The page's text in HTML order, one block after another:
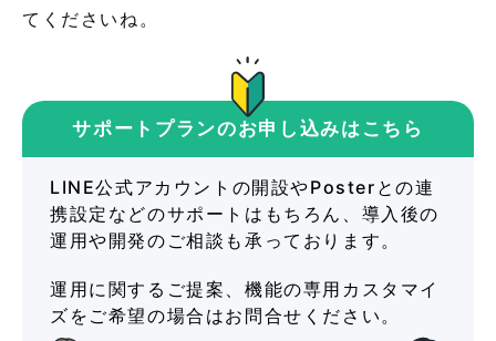
てくださいね。
サポートプランのお申し込みはこちら
LINE公式アカウントの開設やPosterとの連
携設定などのサポートはもちろん、導入後の
運用や開発のご相談も承っております。
運用に関するご提案、機能の専用カスタマイ
ズをご希望の場合はお問合せください。